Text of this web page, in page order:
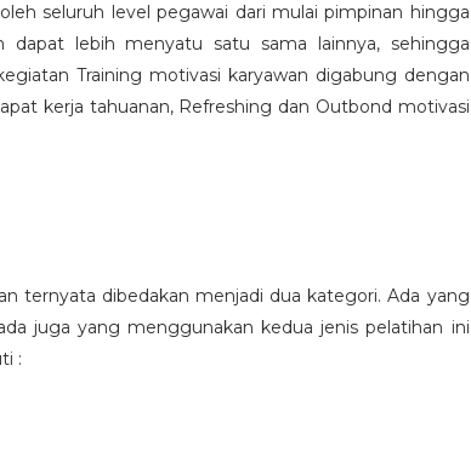
seluruh level pegawai dari mulai pimpinan hingga
dapat lebih menyatu satu sama lainnya, sehingga
Training motivasi karyawan digabung dengan
kerja tahuanan, Refreshing dan Outbond motivasi
ternyata dibedakan menjadi dua kategori. Ada yang
juga yang menggunakan kedua jenis pelatihan ini
: